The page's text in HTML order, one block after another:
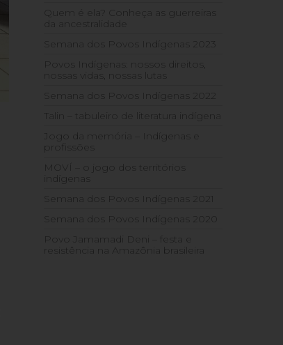
Quem é ela? Conheça as guerreiras
da ancestralidade
Semana dos Povos Indígenas 2023
Povos Indígenas: nossos direitos,
nossas vidas, nossas lutas
Semana dos Povos Indígenas 2022
Talin – tabuleiro de literatura indígena
Jogo da memória – Indígenas e
profissões
MOVÍ – o jogo dos territórios
indígenas
Semana dos Povos Indígenas 2021
Semana dos Povos Indígenas 2020
Povo Jamamadi Deni – festa e
resistência na Amazônia brasileira